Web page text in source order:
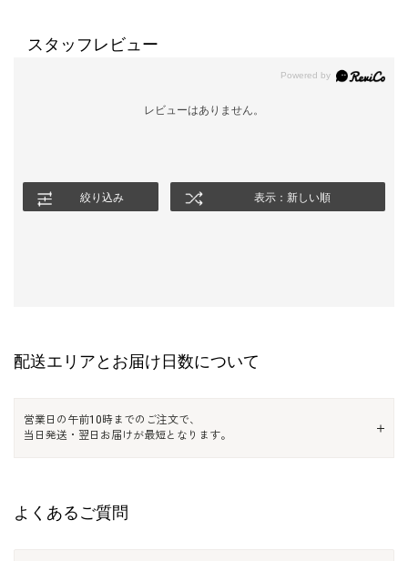
スタッフレビュー
レビューはありません。
絞り込み 表示：新しい順
配送エリアとお届け日数について
営業日の午前10時までのご注文で、
当日発送・翌日お届けが最短となります。
よくあるご質問